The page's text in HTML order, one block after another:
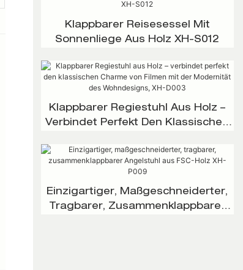
Klappbarer Reisesessel Mit
Sonnenliege Aus Holz XH-S012
Klappbarer Regiestuhl Aus Holz –
Verbindet Perfekt Den Klassischen
Modernität Des Wohndesigns, XH-
D003
Einzigartiger, Maßgeschneiderter,
Tragbarer, Zusammenklappbarer